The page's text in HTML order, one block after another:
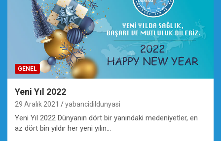
GENEL
Yeni Yıl 2022
29 Aralık 2021 yabancidildunyasi
Yeni Yıl 2022 Dünyanın dört bir yanındaki medeniyetler, en
az dört bin yıldır her yeni yılın…